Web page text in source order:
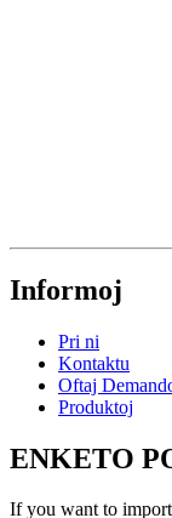
Informoj
Pri ni
Kontaktu
Oftaj
Produktoj
ENKETO
If you want to